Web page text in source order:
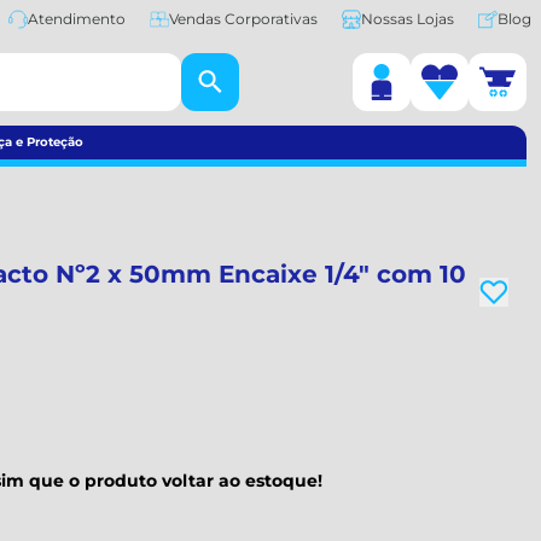
Atendimento Vendas Corporativas Nossas Lojas Blog
e Proteção
Nº2 x 50mm Encaixe 1/4" com 10
que o produto voltar ao estoque!